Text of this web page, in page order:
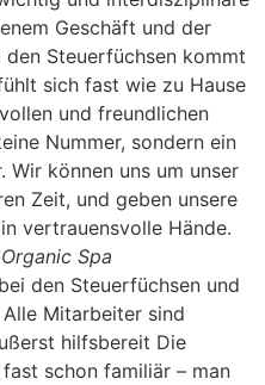
Geschäft und der
den Steuerfüchsen kommt
sich fast wie zu Hause
und freundlichen
Nummer, sondern ein
Wir können uns um unser
Zeit, und geben unsere
vertrauensvolle Hände.
Spa
den Steuerfüchsen und
Mitarbeiter sind
hilfsbereit Die
schon familiär – man